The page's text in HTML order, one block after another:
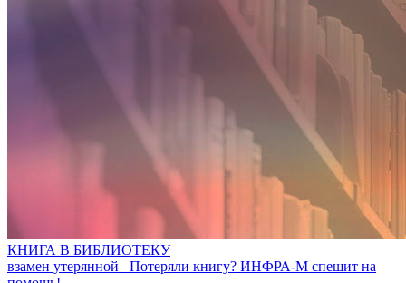
КНИГА В БИБЛИОТЕКУ
взамен утерянной
Потеряли книгу? ИНФРА-М спешит на